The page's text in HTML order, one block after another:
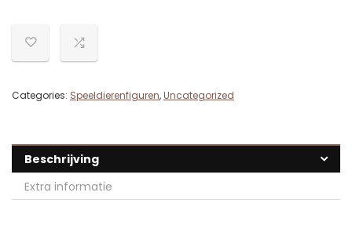
Categories: Speeldierenfiguren,Uncategorized
Beschrijving
Extra informatie